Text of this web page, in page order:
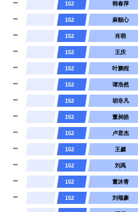
152 韩春萍
152 麻舰心
152 肖萌
152 王庆
152 叶鹏程
152 谭浩然
152 胡非凡
152 董昶皓
152 卢君杰
152 王勰
152 刘禹
152 董沐青
152 刘颂豪